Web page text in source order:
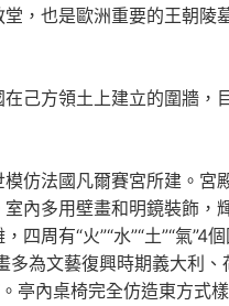
，也是歐洲重要的王朝
己方領土上建立的圍牆
仿法國凡爾賽宮所建。
內多用壁畫和明鏡裝飾
周有“火”“水”“土”“氣
為文藝復興時期義大利
亭內桌椅完全仿造東方